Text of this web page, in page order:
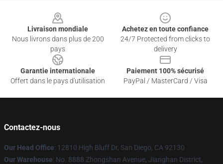
Livraison mondiale
Nous livrons dans plus de 200
pays
Achetez en toute confiance
24/7 Protected from clicks to
delivery
Garantie internationale
Offert dans le pays d'utilisation
Paiement 100% sécurisé
PayPal / MasterCard / Visa
Contactez-nous
Our Head Office: 12810 High Bluff Dr, San Diego, CA 92130
Our Warehouse: No. 8888 Zhongshan Avenue, Jianghan District,